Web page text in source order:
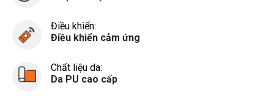
Điều khiển:
Điều khiển cảm ứng
Chất liệu da:
Da PU cao cấp